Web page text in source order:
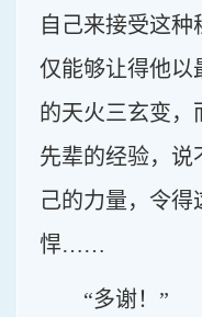
自己来接受这
仅能够让得他以
的天火三玄变，
先辈的经验，说
己的力量，令得
悍……
“多谢！”